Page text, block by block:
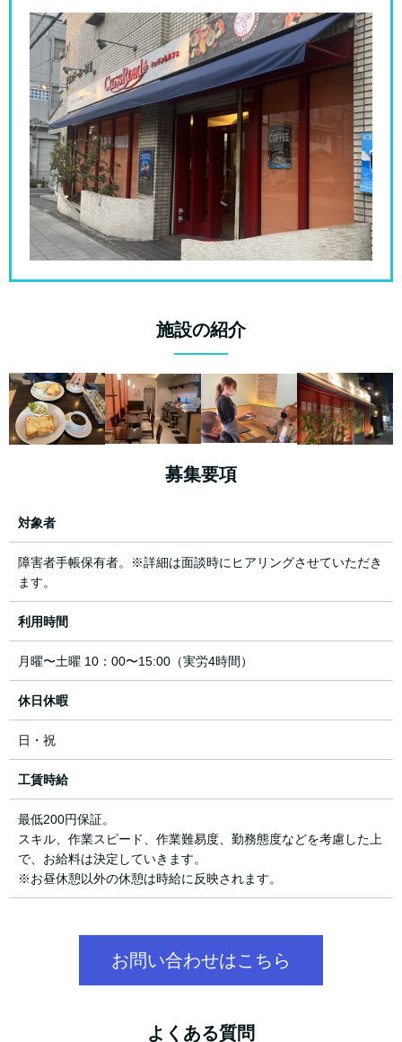
施設の紹介
募集要項
対象者
障害者手帳保有者。※詳細は面談時にヒアリングさせていただき
ます。
利用時間
月曜〜土曜 10：00〜15:00（実労4時間）
休日休暇
日・祝
工賃時給
最低200円保証。
スキル、作業スピード、作業難易度、勤務態度などを考慮した上
で、お給料は決定していきます。
※お昼休憩以外の休憩は時給に反映されます。
お問い合わせはこちら
よくある質問